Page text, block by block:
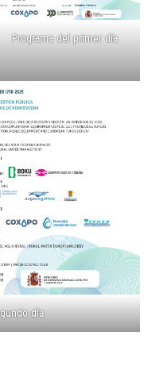
Programa del primer día
día